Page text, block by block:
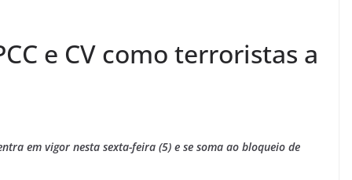
e CV como terroristas a
em vigor nesta sexta-feira (5) e se soma ao bloqueio de